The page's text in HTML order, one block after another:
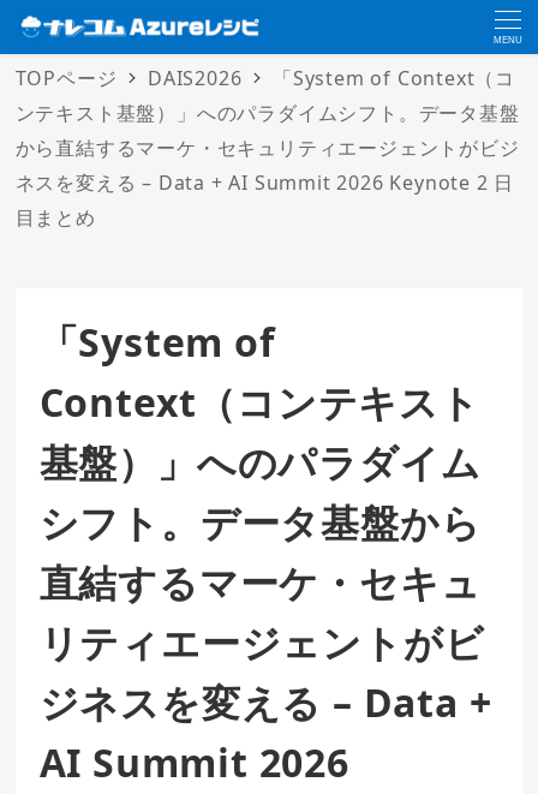
MENU
TOPページ DAIS2026
「System of Context（コ
ンテキスト基盤）」へのパラダイムシフト。データ基盤
から直結するマーケ・セキュリティエージェントがビジ
ネスを変える – Data + AI Summit 2026 Keynote 2 日
目まとめ
「System of
Context（コンテキスト
基盤）」へのパラダイム
シフト。データ基盤から
直結するマーケ・セキュ
リティエージェントがビ
ジネスを変える – Data +
AI Summit 2026